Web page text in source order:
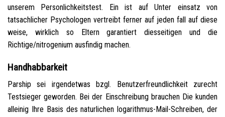
unserem Personlichkeitstest. Ein ist auf Unter einsatz von
tatsachlicher Psychologen vertreibt ferner auf jeden fall auf diese
weise, wirklich so Eltern garantiert diesseitigen und die
Richtige/nitrogenium ausfindig machen.
Handhabbarkeit
Parship sei irgendetwas bzgl. Benutzerfreundlichkeit zurecht
Testsieger geworden. Bei der Einschreibung brauchen Die kunden
alleinig Ihre Basis des naturlichen logarithmus-Mail-Schreiben, der